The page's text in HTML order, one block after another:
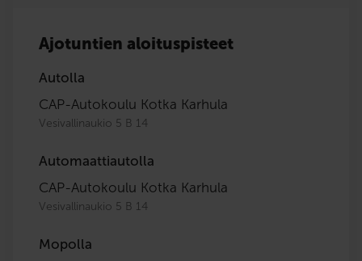
Ajotuntien aloituspisteet
Autolla
CAP-Autokoulu Kotka Karhula
Vesivallinaukio 5 B 14
Automaattiautolla
CAP-Autokoulu Kotka Karhula
Vesivallinaukio 5 B 14
Mopolla